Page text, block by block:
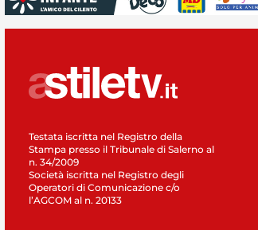
Testata iscritta nel Registro della
Stampa presso il Tribunale di Salerno al
n. 34/2009
Società iscritta nel Registro degli
Operatori di Comunicazione c/o
l’AGCOM al n. 20133